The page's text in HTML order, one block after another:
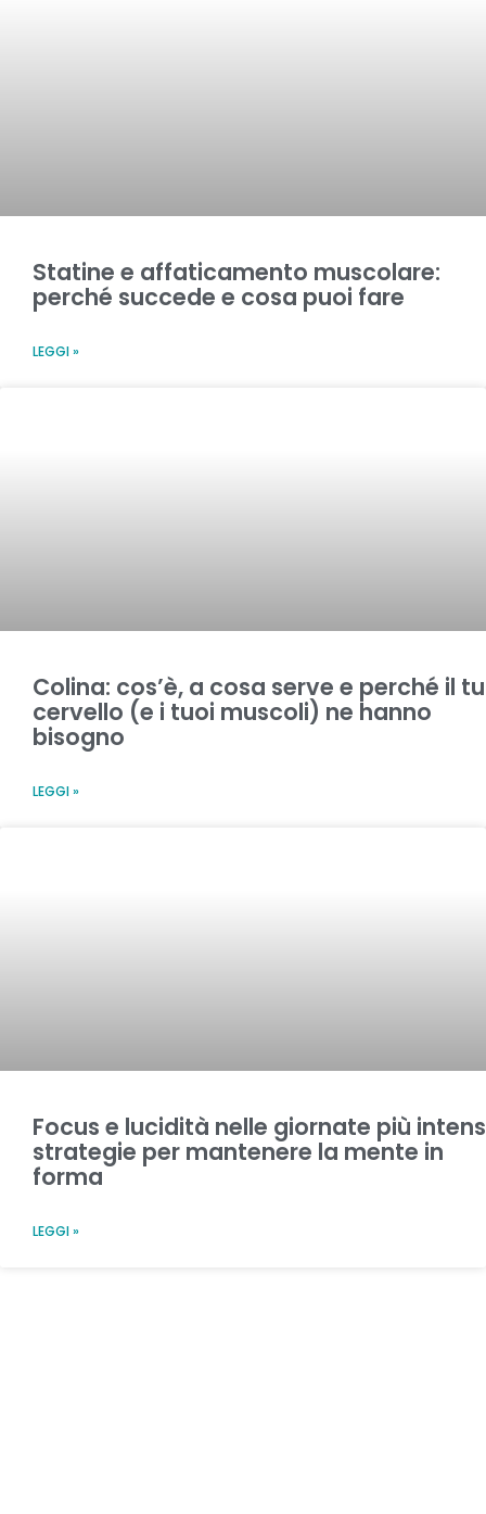
Statine e affaticamento muscolare:
perché succede e cosa puoi fare
LEGGI »
Colina: cos’è, a cosa serve e perché il
cervello (e i tuoi muscoli) ne hanno
bisogno
LEGGI »
Focus e lucidità nelle giornate più
strategie per mantenere la mente in
forma
LEGGI »